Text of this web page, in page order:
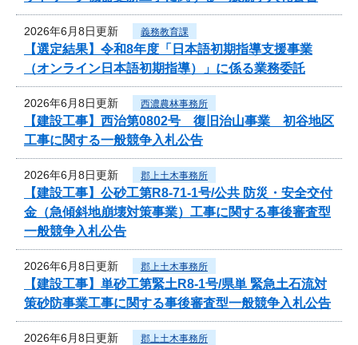
2026年6月8日更新 義務教育課
【選定結果】令和8年度「日本語初期指導支援事業
（オンライン日本語初期指導）」に係る業務委託
2026年6月8日更新 西濃農林事務所
【建設工事】西治第0802号 復旧治山事業 初谷地区
工事に関する一般競争入札公告
2026年6月8日更新 郡上土木事務所
【建設工事】公砂工第R8-71-1号/公共 防災・安全交付
金（急傾斜地崩壊対策事業）工事に関する事後審査型
一般競争入札公告
2026年6月8日更新 郡上土木事務所
【建設工事】単砂工第緊土R8-1号/県単 緊急土石流対
策砂防事業工事に関する事後審査型一般競争入札公告
2026年6月8日更新 郡上土木事務所